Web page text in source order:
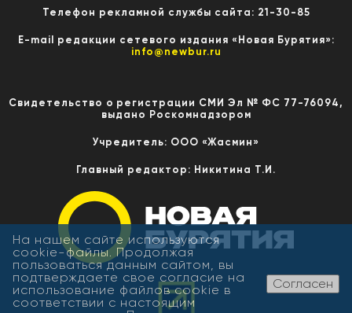
Телефон рекламной службы сайта: 21-30-85
E-mail редакции сетевого издания «Новая Бурятия»:
info@newbur.ru
Свидетельство о регистрации СМИ Эл № ФС 77-76094,
выдано Роскомнадзором
Учредитель: ООО «Жасмин»
Главный редактор: Никитина Т.И.
На нашем сайте используются
cookie-файлы. Продолжая
пользоваться данным сайтом, вы
подтверждаете свое согласие на
использование файлов cookie в
соответствии с настоящим
Согласен